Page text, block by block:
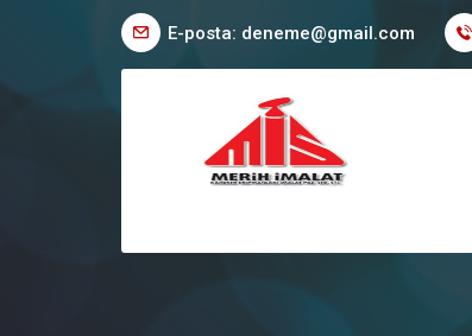
E-posta: deneme@gmail.com